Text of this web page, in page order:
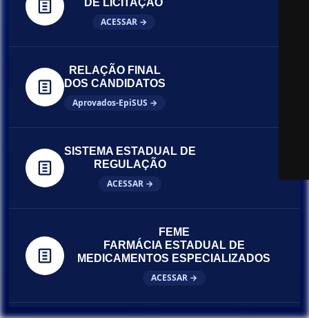
DE LICITAÇÃO
ACESSAR →
RELAÇÃO FINAL
DOS CANDIDATOS
Aprovados-EpiSUS →
SISTEMA ESTADUAL DE
REGULAÇÃO
ACESSAR →
FEME
FARMÁCIA ESTADUAL DE
MEDICAMENTOS ESPECIALIZADOS
ACESSAR →